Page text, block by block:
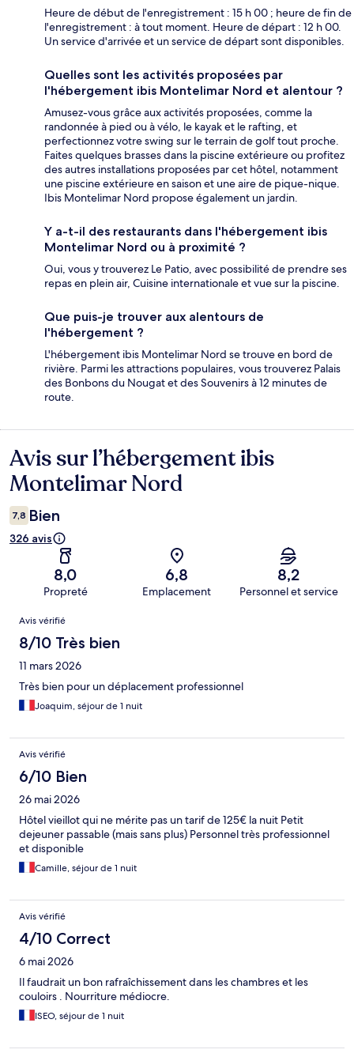
Heure de début de l'enregistrement : 15 h 00 ; heure de fin de
l'enregistrement : à tout moment. Heure de départ : 12 h 00.
Un service d'arrivée et un service de départ sont disponibles.
Quelles sont les activités proposées par
l'hébergement ibis Montelimar Nord et alentour ?
Amusez-vous grâce aux activités proposées, comme la
randonnée à pied ou à vélo, le kayak et le rafting, et
perfectionnez votre swing sur le terrain de golf tout proche.
Faites quelques brasses dans la piscine extérieure ou profitez
des autres installations proposées par cet hôtel, notamment
une piscine extérieure en saison et une aire de pique-nique.
Ibis Montelimar Nord propose également un jardin.
Y a-t-il des restaurants dans l'hébergement ibis
Montelimar Nord ou à proximité ?
Oui, vous y trouverez Le Patio, avec possibilité de prendre ses
repas en plein air, Cuisine internationale et vue sur la piscine.
Que puis-je trouver aux alentours de
l'hébergement ?
L'hébergement ibis Montelimar Nord se trouve en bord de
rivière. Parmi les attractions populaires, vous trouverez Palais
des Bonbons du Nougat et des Souvenirs à 12 minutes de
route.
Avis
Avis sur l’hébergement ibis
Montelimar Nord
7,8 Bien
326 avis
8,0
Propreté
6,8
Emplacement
8,2
Personnel et service
Avis
Avis vérifié
8/10 Très bien
11 mars 2026
Très bien pour un déplacement professionnel
Joaquim, séjour de 1 nuit
Avis vérifié
6/10 Bien
26 mai 2026
Hôtel vieillot qui ne mérite pas un tarif de 125€ la nuit Petit
dejeuner passable (mais sans plus) Personnel très professionnel
et disponible
Camille, séjour de 1 nuit
Avis vérifié
4/10 Correct
6 mai 2026
Il faudrait un bon rafraîchissement dans les chambres et les
couloirs . Nourriture médiocre.
ISEO, séjour de 1 nuit